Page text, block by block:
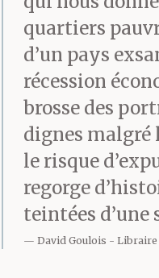
de
d’argent,
passer la
marchait
temps —
avait
sa fille au
quartiers
d’un pays
récession
brosse des
dignes malgré
le risque
regorge
teintées d’une
David Goulois Libraire